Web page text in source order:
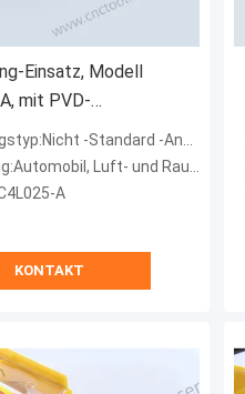
Einsatz, Modell
mit PVD-
HYB208, geeignet für
aller schwer zu
Materialien mit
-Standard -Anpassungsart
Luft- und Raumfahrt, Energie, Maschinen
A
KONTAKT